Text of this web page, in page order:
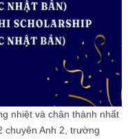
nhiệt và chân thành nhất
chuyên Anh 2, trường